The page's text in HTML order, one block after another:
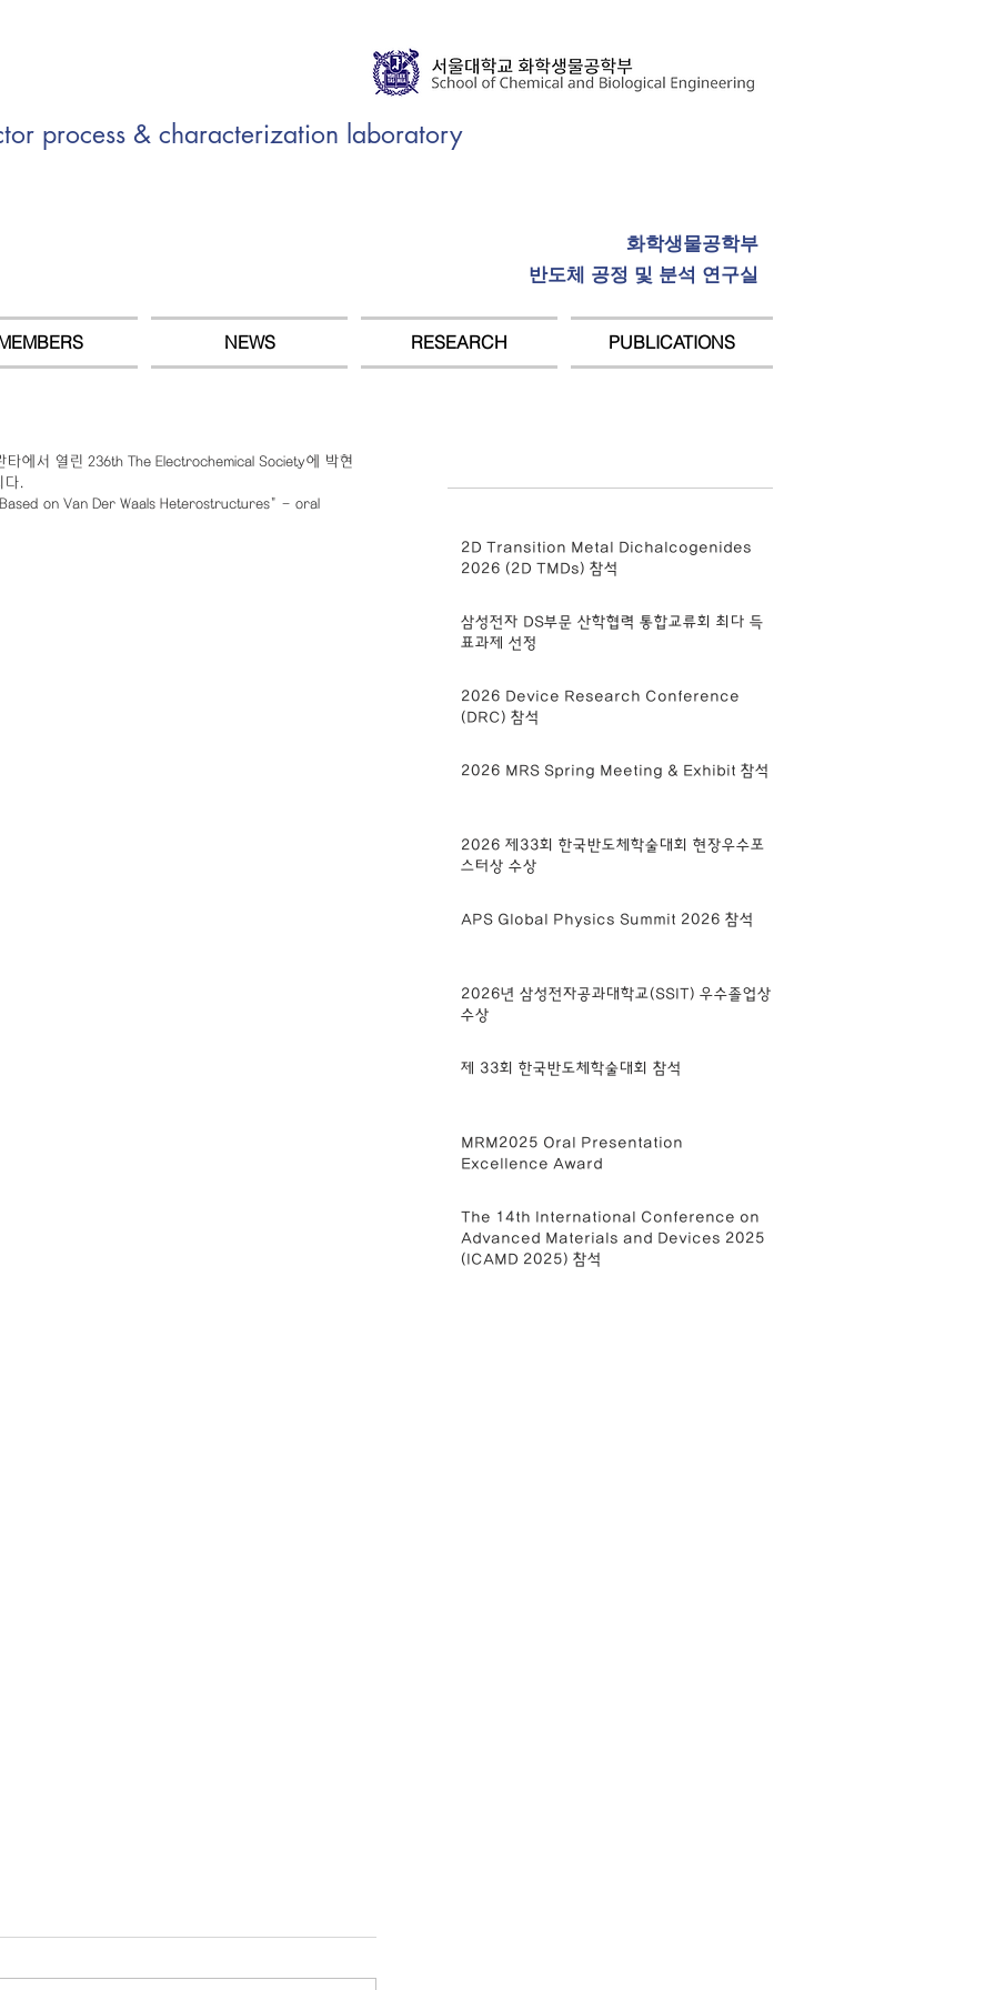
process & characterization laboratory
화학생물공학부
반도체 공정 및 분석 연구실
NEWS RESEARCH PUBLICATIONS
타에서 열린 236th The Electrochemical Society에 박현
다.
on Van Der Waals Heterostructures" - oral
2D Transition Metal Dichalcogenides
2026 (2D TMDs) 참석
삼성전자 DS부문 산학협력 통합교류회 최다 득
표과제 선정
2026 Device Research Conference
(DRC) 참석
2026 MRS Spring Meeting & Exhibit 참석
2026 제33회 한국반도체학술대회 현장우수포
스터상 수상
APS Global Physics Summit 2026 참석
2026년 삼성전자공과대학교(SSIT) 우수졸업상
수상
제 33회 한국반도체학술대회 참석
MRM2025 Oral Presentation
Excellence Award
The 14th International Conference on
Advanced Materials and Devices 2025
(ICAMD 2025) 참석